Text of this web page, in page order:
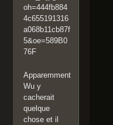
Apparemment
Wu y
cacherait
quelque
chose et il